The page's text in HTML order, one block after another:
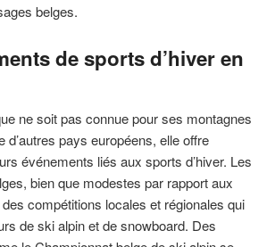
belges.
de sports d’hiver en
ne soit pas connue pour ses montagnes
d’autres pays européens, elle offre
événements liés aux sports d’hiver. Les
bien que modestes par rapport aux
compétitions locales et régionales qui
de ski alpin et de snowboard. Des